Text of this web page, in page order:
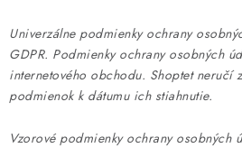
NÁBYTOK
ELEKTRO
ZÁHRADA
Univerzálne podmienky ochrany
GDPR. Podmienky ochrany osobných
internetového obchodu. Shoptet neručí
podmienok k dátumu ich stiahnutie.
Vzorové podmienky ochrany osobných